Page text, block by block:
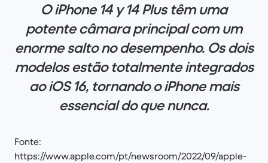
O iPhone 14 y 14 Plus têm uma
potente câmara principal com um
enorme salto no desempenho. Os dois
modelos estão totalmente integrados
ao iOS 16, tornando o iPhone mais
essencial do que nunca.
Fonte:
https://www.apple.com/pt/newsroom/2022/09/apple-